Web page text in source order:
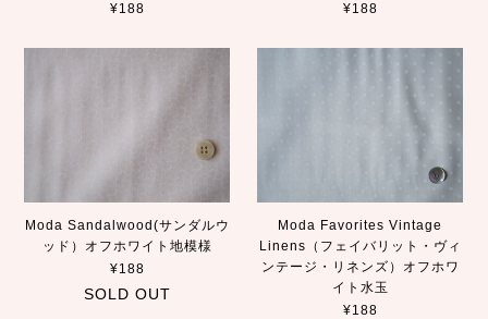
¥188
¥188
Moda Sandalwood(サンダルウ
ッド）オフホワイト地模様
¥188
SOLD OUT
Moda Favorites Vintage
Linens（フェイバリット・ヴィ
ンテージ・リネンズ）オフホワ
イト水玉
¥188